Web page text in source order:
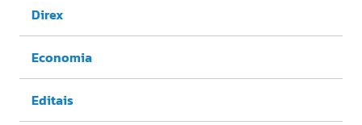
Direx
Economia
Editais